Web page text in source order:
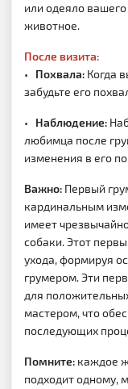
или одеяло
животное.
После визита:
• Похвала: Когда
забудьте его
• Наблюдение:
любимца после
изменения в его
Важно: Первый
кардинальным
имеет
собаки. Этот
ухода, формируя
грумером. Эти
для
мастером, что
последующих
Помните: каждое
подходит одному,